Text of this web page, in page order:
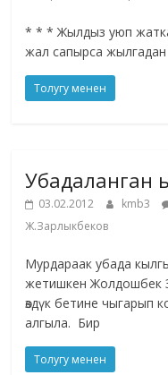
* * * Жылдыз уюп
жал сапырса жылгадан
Толугу менен
Убадаланган
03.02.2012 kmb3
Ж.Зарлыкбеков
Мурдараак убада
жетишкен Жолдошбек
өздүк бетине чыгарып
алгыла. Бир
Толугу менен